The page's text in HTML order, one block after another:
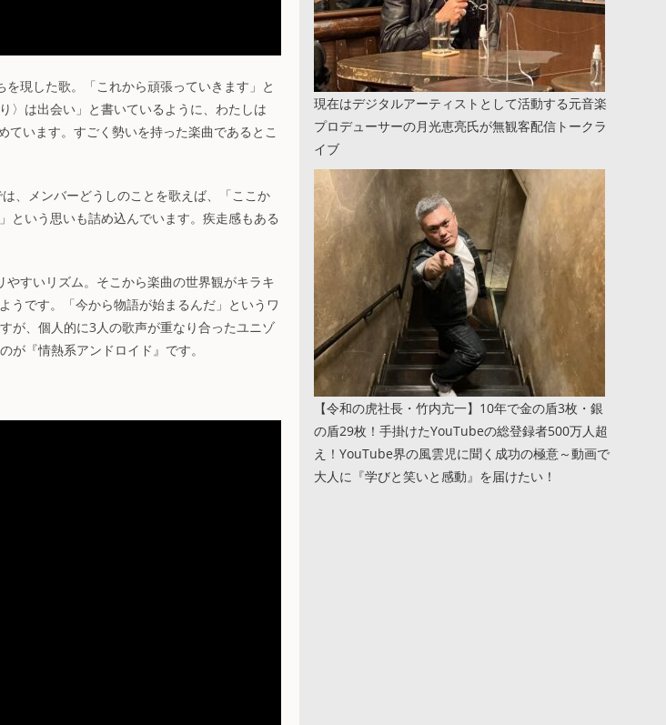
現した歌。「これから頑張っていきます」と
〉は出会い」と書いているように、わたしは
います。すごく勢いを持った楽曲であるとこ
メンバーどうしのことを歌えば、「ここか
いう思いも詰め込んでいます。疾走感もある
すいリズム。そこから楽曲の世界観がキラキ
です。「今から物語が始まるんだ」というワ
が、個人的に3人の歌声が重なり合ったユニゾ
『情熱系アンドロイド』です。
現在はデジタルアーティストとして活動する元音楽
プロデューサーの月光恵亮氏が無観客配信トークラ
イブ
【令和の虎社長・竹内亢一】10年で金の盾3枚・銀
の盾29枚！手掛けたYouTubeの総登録者500万人超
え！YouTube界の風雲児に聞く成功の極意～動画で
大人に『学びと笑いと感動』を届けたい！